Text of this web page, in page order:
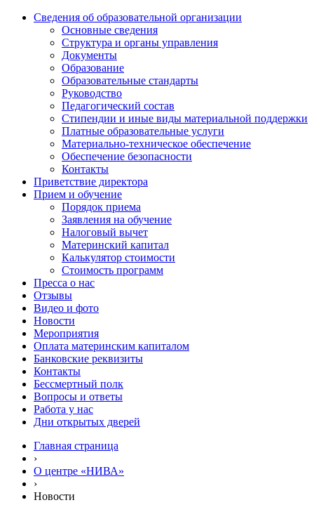
Сведения об образовательной организации
Основные сведения
Структура и органы управления
Документы
Образование
Образовательные стандарты
Руководство
Педагогический состав
Стипендии и иные виды материальной поддержки
Платные образовательные услуги
Материально-техническое обеспечение
Обеспечение безопасности
Контакты
Приветствие директора
Прием и обучение
Порядок приема
Заявления на обучение
Налоговый вычет
Материнский капитал
Калькулятор стоимости
Стоимость программ
Пресса о нас
Отзывы
Видео и фото
Новости
Мероприятия
Оплата материнским капиталом
Банковские реквизиты
Контакты
Бессмертный полк
Вопросы и ответы
Работа у нас
Дни открытых дверей
Главная страница
›
О центре «НИВА»
›
Новости